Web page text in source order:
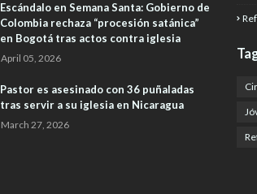
Escándalo en Semana Santa: Gobierno de
Colombia rechaza “procesión satánica”
en Bogotá tras actos contra iglesia
April 05, 2026
Pastor es asesinado con 36 puñaladas
tras servir a su iglesia en Nicaragua
March 27, 2026